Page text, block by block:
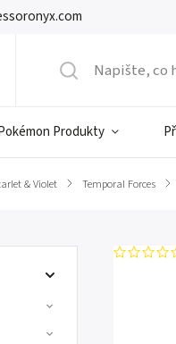
Produkty
& Violet / Temporal Forces /